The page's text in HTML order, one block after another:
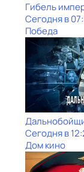
Гибель
Сегодня в
Победа
Сегодня в
Дом кино